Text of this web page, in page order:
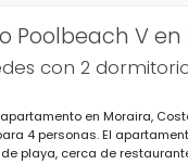
Poolbeach V en
con 2
en Moraira,
4 personas. El
playa, cerca de